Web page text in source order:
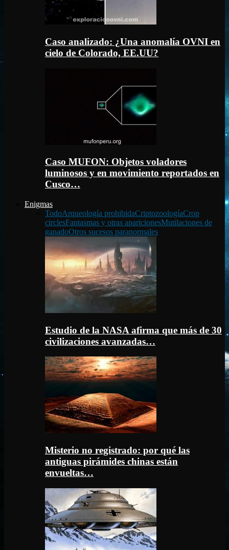
Caso analizado: ¿Una anomalía OVNI en
cielo de Colorado, EE.UU?
Caso MUFON: Objetos voladores
luminosos y en movimiento reportados en
Cusco…
Enigmas
TodoArqueología prohibidaCriptozoologíaCrop
circlesFantasmas y otras aparicionesMutilaciones de
ganadoOtros sucesos paranormales
Estudio de la NASA afirma que más de 30
civilizaciones avanzadas…
Misterio no registrado: por qué las
antiguas pirámides chinas están
envueltas…